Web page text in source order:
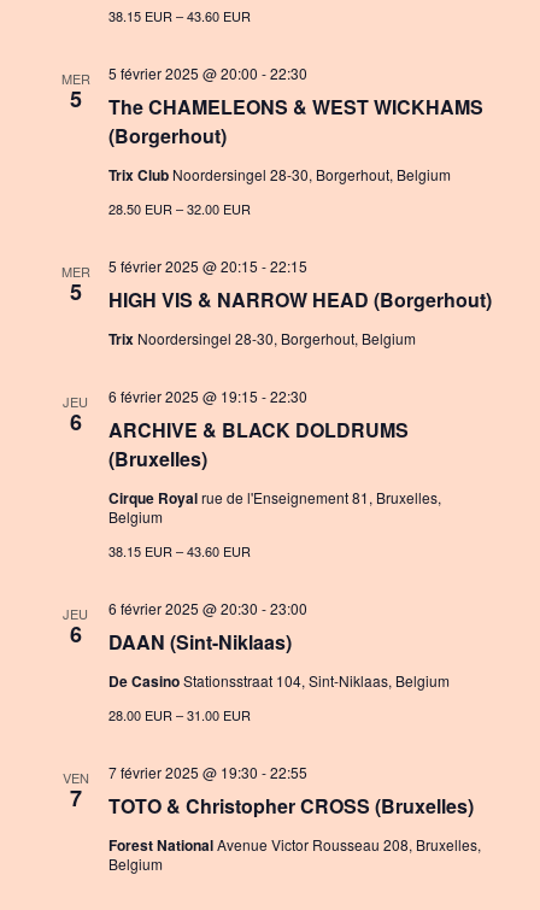
o
38.15 EUR – 43.60 EUR
MER
5
The CHAMELEONS & WEST WICKHAMS
(Borgerhout)
5 février 2025 @ 20:00 -22:30
Trix Club Noordersingel 28-30, Borgerhout, Belgium
28.50 EUR – 32.00 EUR
MER
5 HIGH VIS & NARROW HEAD (Borgerhout)
5 février 2025 @ 20:15 -22:15
Trix Noordersingel 28-30, Borgerhout, Belgium
JEU
6
ARCHIVE & BLACK DOLDRUMS
(Bruxelles)
6 février 2025 @ 19:15 -22:30
Cirque Royalrue de l'Enseignement 81, Bruxelles,
Belgium
38.15 EUR – 43.60 EUR
JEU
6 DAAN (Sint-Niklaas)
6 février 2025 @ 20:30 -23:00
De CasinoStationsstraat 104, Sint-Niklaas, Belgium
28.00 EUR – 31.00 EUR
VEN
7 TOTO & Christopher CROSS (Bruxelles)
7 février 2025 @ 19:30 -22:55
Forest NationalAvenue Victor Rousseau 208, Bruxelles,
Belgium